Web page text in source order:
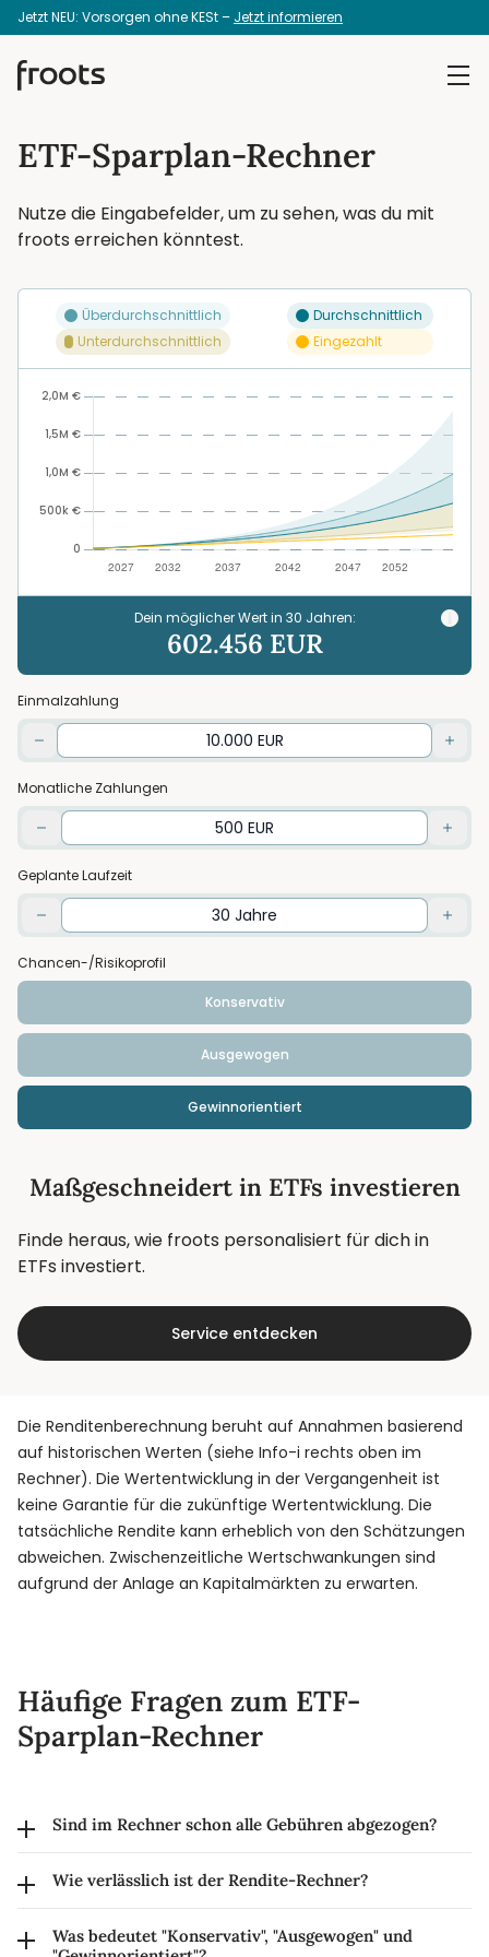
Jetzt NEU: Vorsorgen ohne KESt – Jetzt informieren
ETF-Sparplan-Rechner
Nutze die Eingabefelder, um zu sehen, was du mit
froots erreichen könntest.
Überdurchschnittlich
Durchschnittlich
Unterdurchschnittlich
Eingezahlt
Dein möglicher Wert in 30 Jahren:
602.456 EUR
Einmalzahlung
Monatliche Zahlungen
Geplante Laufzeit
Chancen-/Risikoprofil
Konservativ
Ausgewogen
Gewinnorientiert
Maßgeschneidert in ETFs investieren
Finde heraus, wie froots personalisiert für dich in
ETFs investiert.
Service entdecken
Die Renditenberechnung beruht auf Annahmen basierend
auf historischen Werten (siehe Info-i rechts oben im
Rechner). Die Wertentwicklung in der Vergangenheit ist
keine Garantie für die zukünftige Wertentwicklung. Die
tatsächliche Rendite kann erheblich von den Schätzungen
abweichen. Zwischenzeitliche Wertschwankungen sind
aufgrund der Anlage an Kapitalmärkten zu erwarten.
Häufige Fragen zum ETF-
Sparplan-Rechner
Sind im Rechner schon alle Gebühren abgezogen?
Kosten abgezogen.
Die Kapitalertragssteuer ist noch nicht berücksichtigt.
Wie verlässlich ist der Rendite-Rechner?
Performance außerhalb der angezeigten Linien liegt.
Was bedeutet "Konservativ", "Ausgewogen" und